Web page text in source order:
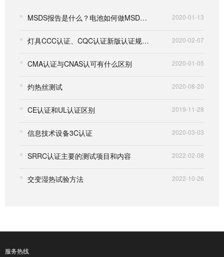
MSDS报告是什么？电池如何做MSDS报告？ 2020-01-13
灯具CCC认证、CQC认证新版认证规则介绍 2020-02-07
CMA认证与CNAS认可有什么区别 2020-01-05
灼热丝测试 2020-08-20
CE认证和UL认证区别 2019-11-28
信息技术设备3C认证 2020-03-03
SRRC认证主要的测试项目和内容 2022-02-08
交变湿热试验方法 2022-10-26
服务热线